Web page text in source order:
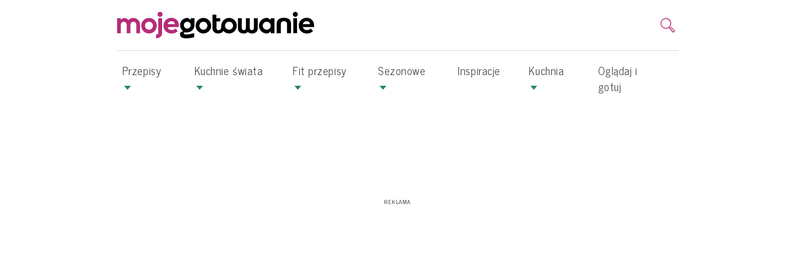
Przepisy Kuchnie świata Fit przepisy Sezonowe Inspiracje Kuchnia
Oglądaj i
gotuj